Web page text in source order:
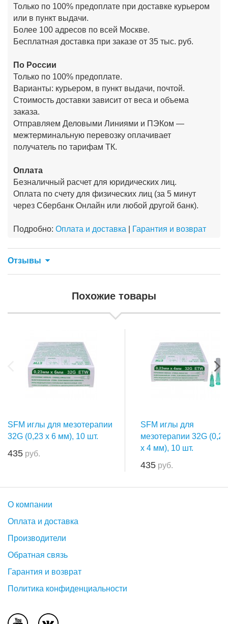
Только по 100% предоплате при доставке курьером
или в пункт выдачи.
Более 100 адресов по всей Москве.
Бесплатная доставка при заказе от 35 тыс. руб.
По России
Только по 100% предоплате.
Варианты: курьером, в пункт выдачи, почтой.
Стоимость доставки зависит от веса и объема
заказа.
Отправляем Деловыми Линиями и ПЭКом —
межтерминальную перевозку оплачивает
получатель по тарифам ТК.
Оплата
Безналичный расчет для юридических лиц.
Оплата по счету для физических лиц (за 5 минут
через Сбербанк Онлайн или любой другой банк).
Подробно: Оплата и доставка Гарантия и возврат
Отзывы
Похожие товары
SFM иглы для мезотерапии
32G (0,23 х 6 мм), 10 шт.
435 руб.
SFM иглы для
мезотерапии 32G (0,23
х 4 мм), 10 шт.
435 руб.
О компании
Оплата и доставка
Производители
Обратная связь
Гарантия и возврат
Политика конфиденциальности